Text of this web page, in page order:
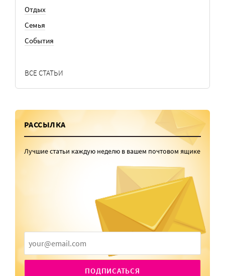
Отдых
Семья
События
ВСЕ СТАТЬИ
РАССЫЛКА
Лучшие статьи каждую неделю в вашем почтовом ящике
ПОДПИСАТЬСЯ